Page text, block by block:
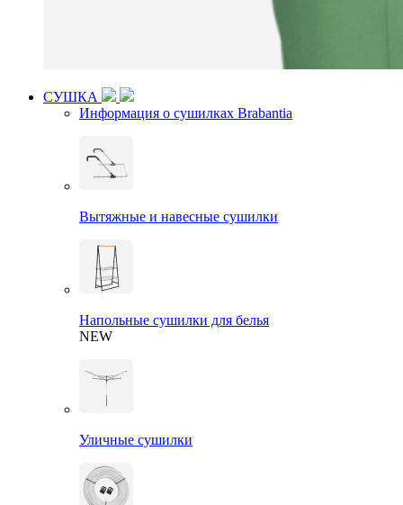
СУШКА
Информация о сушилках Brabantia
Вытяжные и навесные сушилки
Напольные сушилки для белья
NEW
Уличные сушилки